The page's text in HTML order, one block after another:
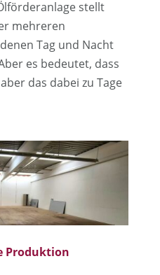
stellt
mehreren
Tag und Nacht
es bedeutet, dass
das dabei zu Tage
Produktion